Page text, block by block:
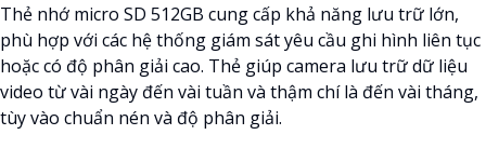
Thẻ nhớ micro SD 512GB cung cấp khả năng lưu trữ lớn,
phù hợp với các hệ thống giám sát yêu cầu ghi hình liên tục
hoặc có độ phân giải cao. Thẻ giúp camera lưu trữ dữ liệu
video từ vài ngày đến vài tuần và thậm chí là đến vài tháng,
tùy vào chuẩn nén và độ phân giải.